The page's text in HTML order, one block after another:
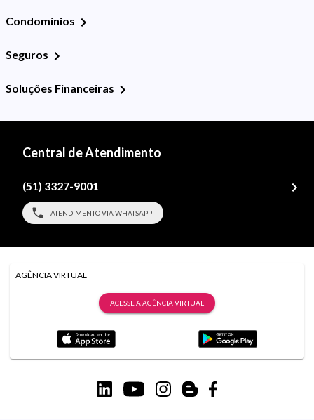
Condomínios
Seguros
Soluções Financeiras
Central de Atendimento
(51) 3327-9001
ATENDIMENTO VIA WHATSAPP
AGÊNCIA VIRTUAL
ACESSE A AGÊNCIA VIRTUAL